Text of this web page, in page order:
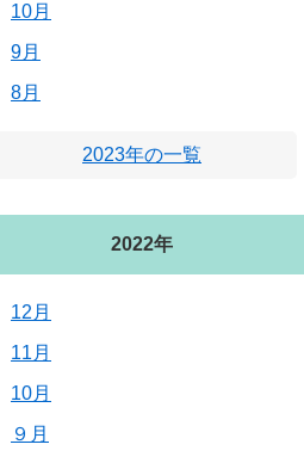
10月
9月
8月
2023年の一覧
2022年
12月
11月
10月
９月